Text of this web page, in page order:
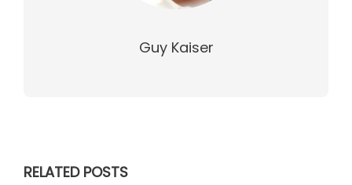
Guy Kaiser
RELATED POSTS